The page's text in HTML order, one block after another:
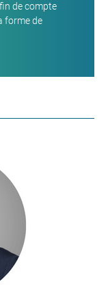
de compte
forme de